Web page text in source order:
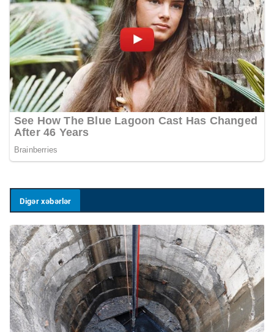
Digər xəbərlər